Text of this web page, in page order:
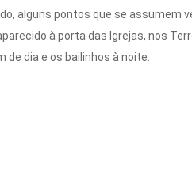
alguns pontos que se assumem
à porta das Igrejas, nos
dia e os bailinhos à noite.